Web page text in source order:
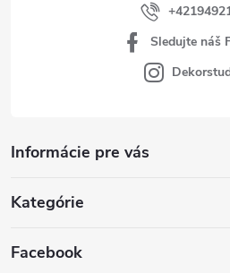
Informácie pre vás
Kategórie
Facebook
Sledujte náš